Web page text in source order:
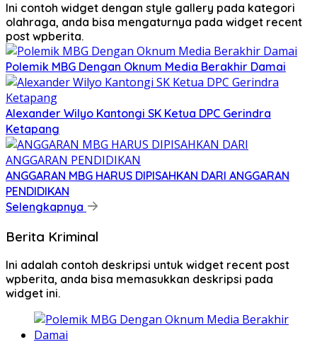
Ini contoh widget dengan style gallery pada kategori
olahraga, anda bisa mengaturnya pada widget recent
post wpberita.
Polemik MBG Dengan Oknum Media Berakhir Damai
Alexander Wilyo Kantongi SK Ketua DPC Gerindra
Ketapang
ANGGARAN MBG HARUS DIPISAHKAN DARI ANGGARAN
PENDIDIKAN
Selengkapnya
Berita Kriminal
Ini adalah contoh deskripsi untuk widget recent post
wpberita, anda bisa memasukkan deskripsi pada
widget ini.